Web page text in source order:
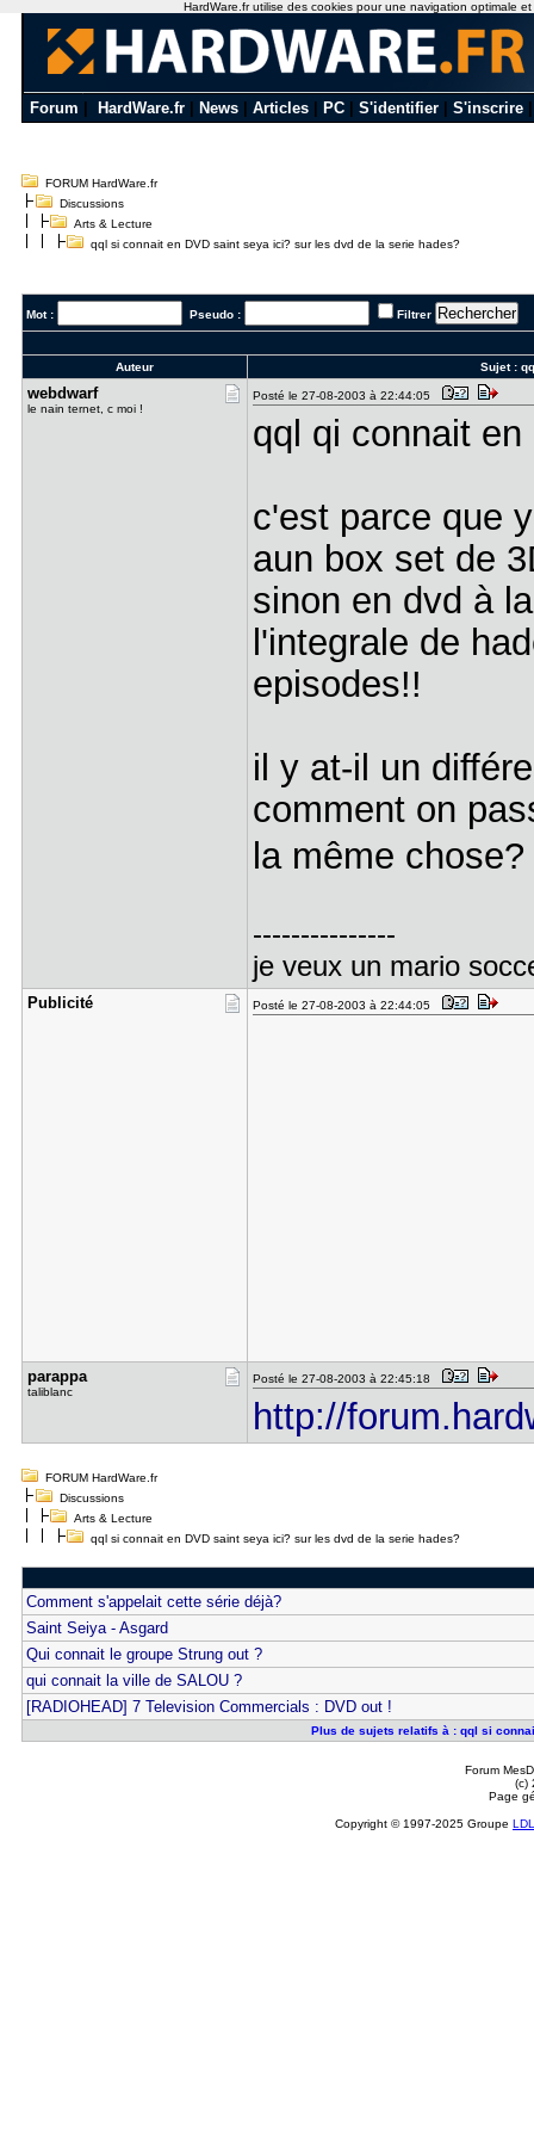
Forum HardWare.fr News Articles PC S'identifier S'inscrire
FORUM HardWare.fr
Discussions
Arts & Lecture
qql si connait en DVD saint seya ici? sur les dvd de la serie hades?
Mot : Pseudo : Filtrer
Auteur Sujet :
webdwarf
le nain ternet, c moi !
Posté le 27-08-2003 à 22:44:05
qql qi connait
c'est parce que
aun box set de
sinon en dvd à
l'integrale de
episodes!!
il y at-il un
comment on
la même chose?
---------------
je veux un mario
Publicité Posté le 27-08-2003 à 22:44:05
parappa
taliblanc
Posté le 27-08-2003 à 22:45:18
http://
FORUM HardWare.fr
Discussions
Arts & Lecture
qql si connait en DVD saint seya ici? sur les dvd de la serie hades?
Comment s'appelait cette série déjà?
Saint Seiya - Asgard
Qui connait le groupe Strung out ?
qui connait la ville de SALOU ?
[RADIOHEAD] 7 Television Commercials : DVD out !
Plus de sujets relatifs à : qql si
Forum
(c)
Page
Copyright © 1997-2025 Groupe
HardWare.fr utilise des cookies pour une navigation optimale